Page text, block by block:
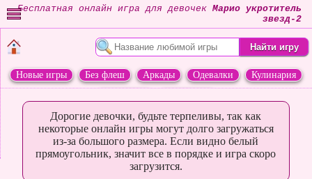
Бесплатная онлайн игра для девочек Марио укротитель
звезд-2
Новые игры Без флеш Аркады Одевалки
Кулинария
Дорогие девочки, будьте терпеливы, так как
некоторые онлайн игры могут долго загружаться
из-за большого размера. Если видно белый
прямоугольник, значит все в порядке и игра скоро
загрузится.